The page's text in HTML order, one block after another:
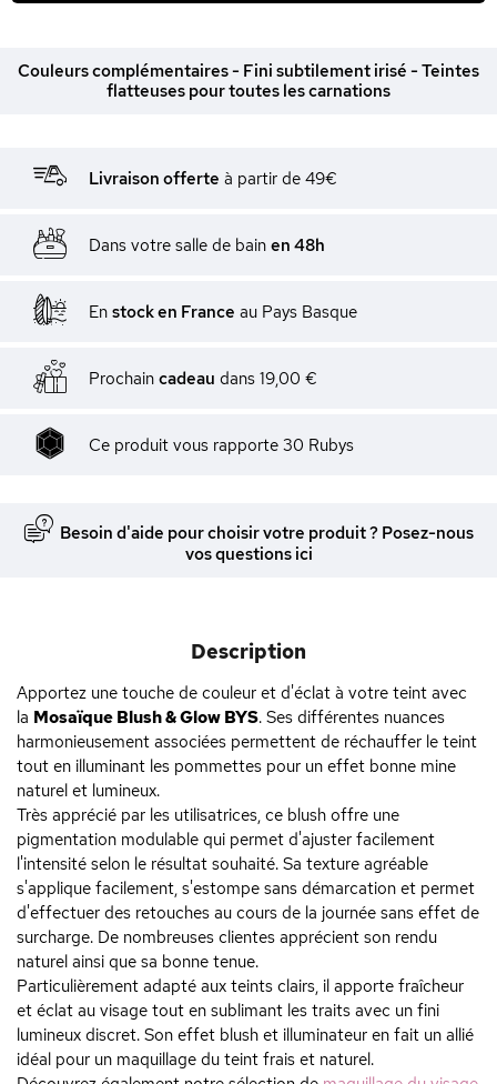
Couleurs complémentaires - Fini subtilement irisé - Teintes
flatteuses pour toutes les carnations
Livraison offerte à partir de 49€
Dans votre salle de bain en 48h
En stock en France au Pays Basque
Prochain cadeau dans 19,00 €
Ce produit vous rapporte 30 Rubys
Besoin d'aide pour choisir votre produit ? Posez-nous
vos questions ici
Description
Apportez une touche de couleur et d'éclat à votre teint avec
la Mosaïque Blush & Glow BYS. Ses différentes nuances
harmonieusement associées permettent de réchauffer le teint
tout en illuminant les pommettes pour un effet bonne mine
naturel et lumineux.
Très apprécié par les utilisatrices, ce blush offre une
pigmentation modulable qui permet d'ajuster facilement
l'intensité selon le résultat souhaité. Sa texture agréable
s'applique facilement, s'estompe sans démarcation et permet
d'effectuer des retouches au cours de la journée sans effet de
surcharge. De nombreuses clientes apprécient son rendu
naturel ainsi que sa bonne tenue.
Particulièrement adapté aux teints clairs, il apporte fraîcheur
et éclat au visage tout en sublimant les traits avec un fini
lumineux discret. Son effet blush et illuminateur en fait un allié
idéal pour un maquillage du teint frais et naturel.